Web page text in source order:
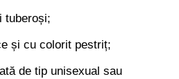
tuberoși;
și cu colorit pestriț;
de tip unisexual sau